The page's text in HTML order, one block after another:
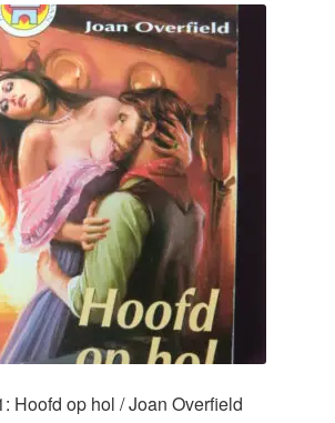
Hoofd op hol / Joan Overfield